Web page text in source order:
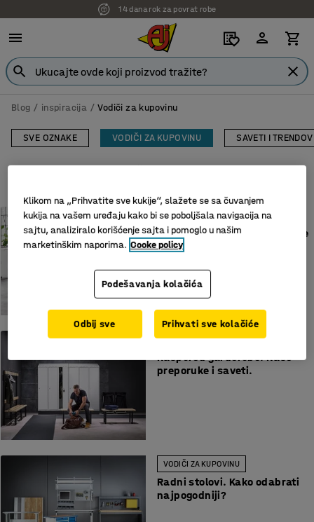
14 dana rok za povrat robe
Blog / inspiracija Vodiči za kupovinu
SVE OZNAKE VODIČI ZA KUPOVINU SAVETI I
Prikaži sve oznake
VODIČI ZA KUPOVINU
5 najboljih stolova za sedenje
i stajanje
VODIČI ZA KUPOVINU
Raspored garderobe. Naše
preporuke i saveti.
VODIČI ZA KUPOVINU
Radni stolovi. Kako odabrati
najpogodniji?
Klikom na „Prihvatite sve kukije“, slažete se sa čuvanjem
kukija na vašem uređaju kako bi se poboljšala navigacija na
sajtu, analiziralo korišćenje sajta i pomoglo u našim
marketinškim naporima. Cooke policy
Podešavanja kolačića
Odbij sve Prihvati sve kolačiće